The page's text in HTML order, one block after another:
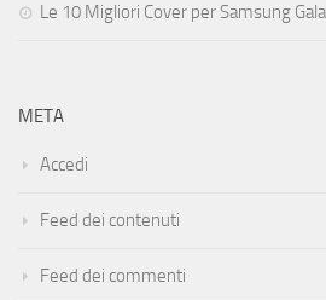
Le 10 Migliori Cover per Samsung
META
Accedi
Feed dei contenuti
Feed dei commenti